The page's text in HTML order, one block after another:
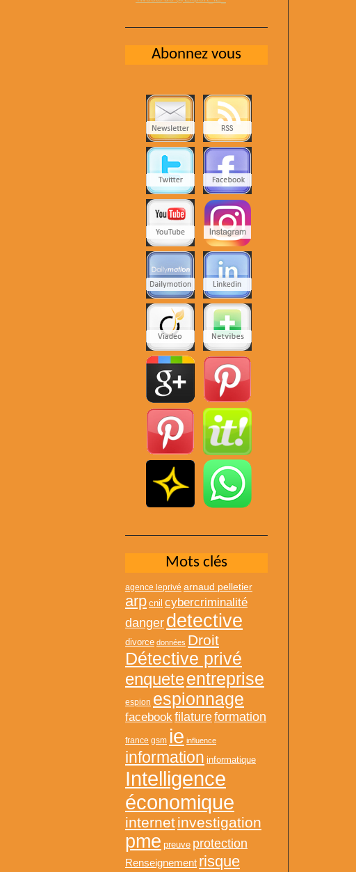
Abonnez vous
Mots clés
agence leprivé arnaud pelletier
arp cnil cybercriminalité
danger detective
divorce données Droit
Détective privé
enqueteentreprise
espion espionnage
facebookfilatureformation
france gsm ie influence
information informatique
Intelligence
économique
internetinvestigation
pme preuve protection
Renseignement risque